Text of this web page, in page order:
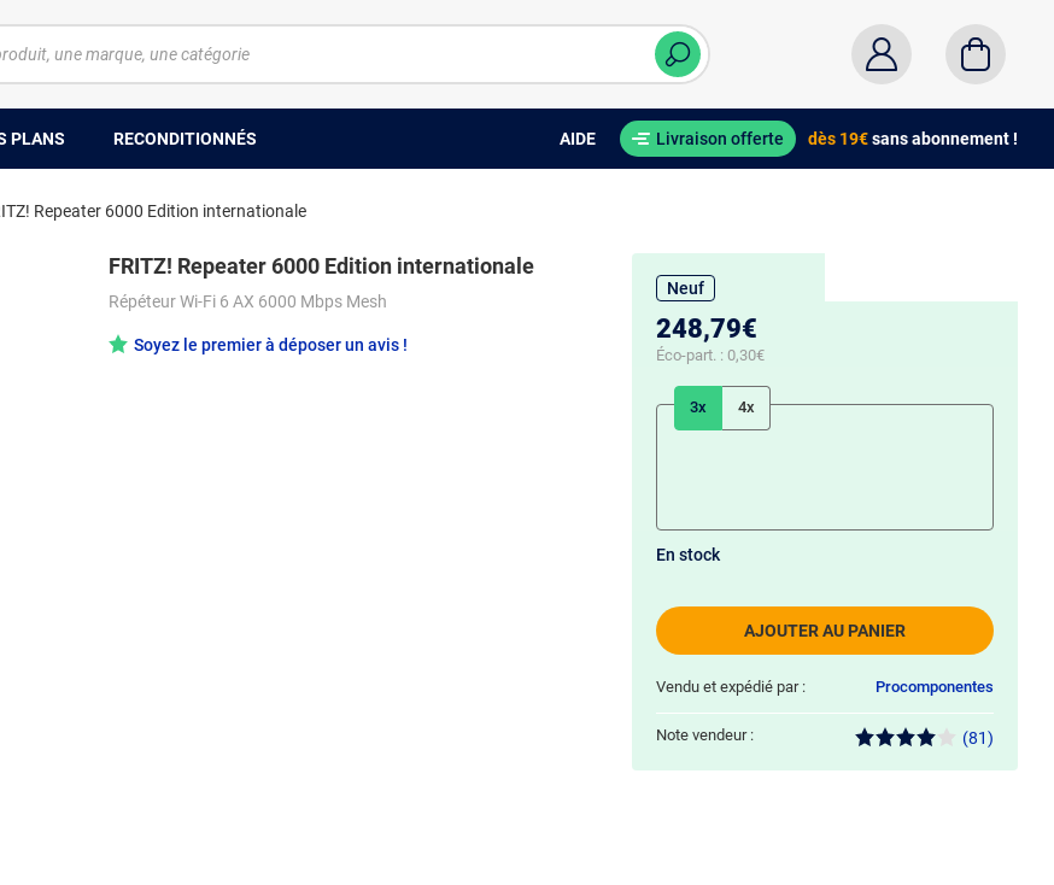
PLANS RECONDITIONNÉS AIDE Livraison offerte dès 19€sans abonnement !
Repeater 6000 Edition internationale
FRITZ! Repeater 6000 Edition internationale
Répéteur Wi-Fi 6 AX 6000 Mbps Mesh
Soyez le premier à déposer un avis !
Neuf
248,79€
Éco-part. : 0,30€
3x 4x
AJOUTER AU PANIER
En stock
Vendu et expédié par : Procomponentes
Note vendeur : (81)